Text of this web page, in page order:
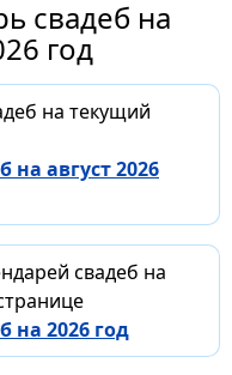
свадеб на
год
на текущий
август 2026
свадеб на
на 2026 год